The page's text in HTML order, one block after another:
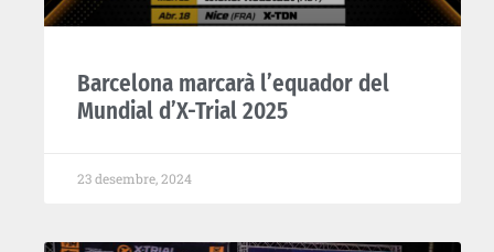
Barcelona marcarà l’equador del
Mundial d’X-Trial 2025
23 desembre, 2024